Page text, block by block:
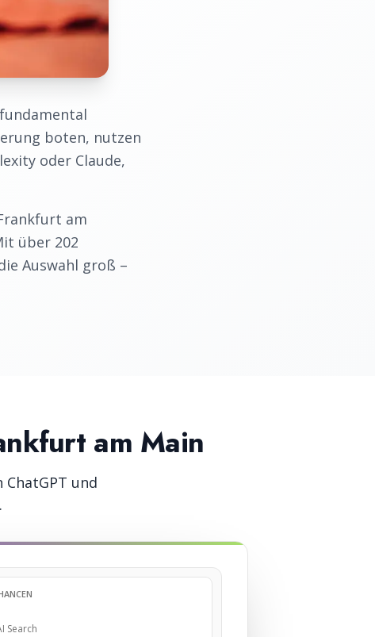
boten, nutzen
oder Claude,
am
über 202
Auswahl groß –
am Main
ChatGPT und
Search